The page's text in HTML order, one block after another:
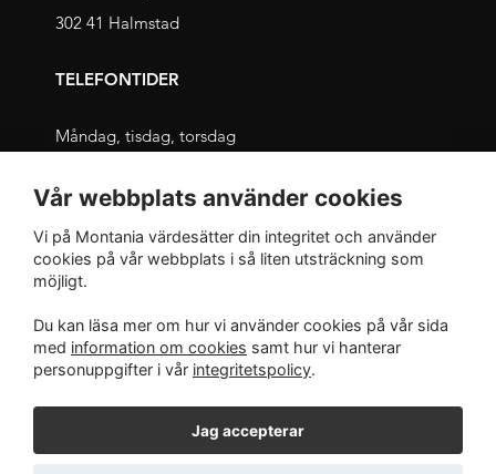
302 41 Halmstad
TELEFONTIDER
Måndag, tisdag, torsdag
Onsdag, fredag
09.00 – 12.00 och 13.00 – 16.00
INTEGRITET
Integritetspolicy
Vår webbplats använder cookies
Vi på Montania värdesätter din integritet och använder
cookies på vår webbplats i så liten utsträckning som
möjligt.
Du kan läsa mer om hur vi använder cookies på vår sida
med information om cookies samt hur vi hanterar
personuppgifter i vår integritetspolicy.
Jag accepterar